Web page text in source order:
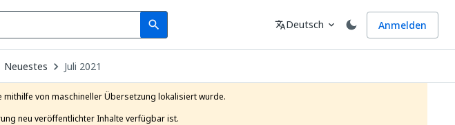
search
Search Sprache
translateDeutsch expand_more Anmelden
Neuestes Juli 2021
von maschineller Übersetzung lokalisiert wurde.
neu veröffentlichter Inhalte verfügbar ist.